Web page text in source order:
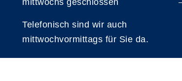
mittwochs geschlossen
Telefonisch sind wir auch
mittwochvormittags für Sie da.